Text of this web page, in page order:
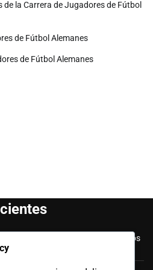
la Carrera de Jugadores de Fútbol
de Fútbol Alemanes
de Fútbol Alemanes
en Copas del Mundo, Hitos
en clubes